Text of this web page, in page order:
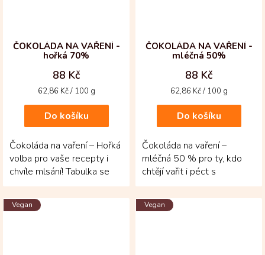
ČOKOLÁDA NA VAŘENÍ -
hořká 70%
88 Kč
Měrná
62,86 Kč / 100 g
Do košíku
Čokoláda na vaření – Hořká
volba pro vaše recepty i
chvíle mlsání! Tabulka se
70 % kakaa je vyrobená z
bobů criollo a...
ČOKOLÁDA NA VAŘENÍ -
mléčná 50%
88 Kč
Měrná
62,86 Kč / 100 g
Do košíku
Čokoláda na vaření –
mléčná 50 % pro ty, kdo
chtějí vařit i péct s
opravdovou kvalitou!
Vznikla z kakaových bobů...
Vegan Vegan